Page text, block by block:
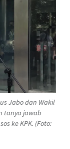
Jabo dan Wakil
tanya jawab
ke KPK. (Foto: